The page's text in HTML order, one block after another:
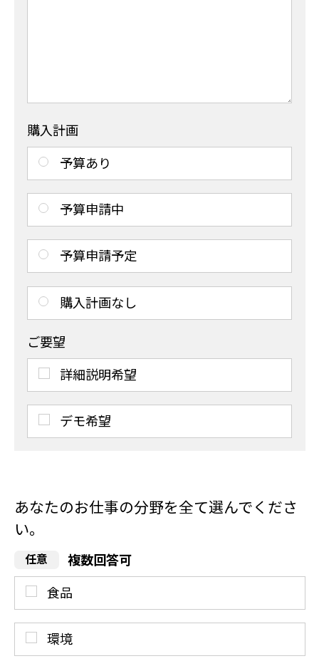
購入計画
予算あり
予算申請中
予算申請予定
購入計画なし
ご要望
詳細説明希望
デモ希望
あなたのお仕事の分野を全て選んでくださ
い。
複数回答可
食品
環境